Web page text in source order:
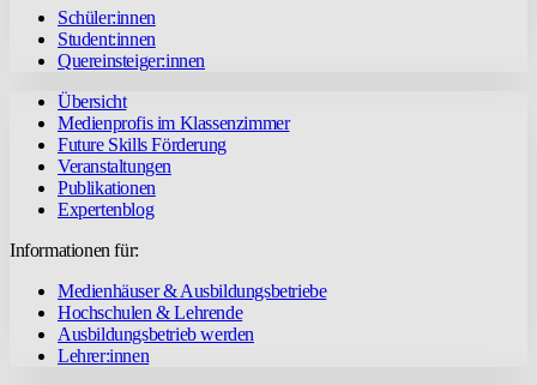
Schüler:innen
Student:innen
Quereinsteiger:innen
Übersicht
Medienprofis im Klassenzimmer
Future Skills Förderung
Veranstaltungen
Publikationen
Expertenblog
Informationen für:
Medienhäuser & Ausbildungsbetriebe
Hochschulen & Lehrende
Ausbildungsbetrieb werden
Lehrer:innen